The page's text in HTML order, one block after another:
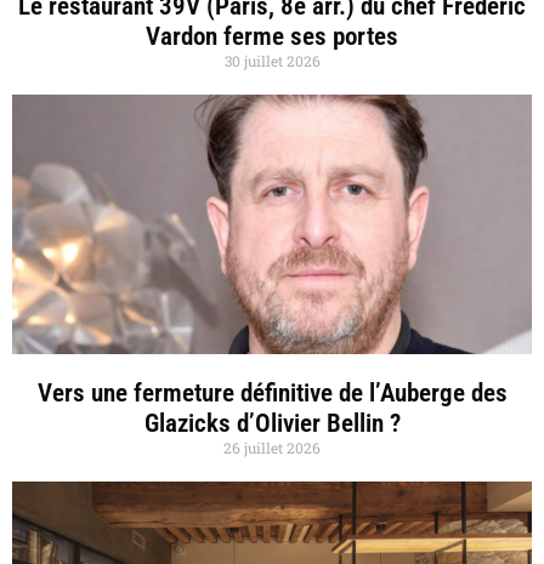
Le restaurant 39V (Paris, 8e arr.) du chef Frédéric
Vardon ferme ses portes
30 juillet 2026
Vers une fermeture définitive de l’Auberge des
Glazicks d’Olivier Bellin ?
26 juillet 2026